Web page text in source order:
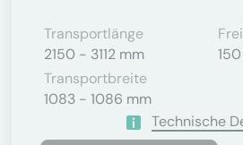
Transportlänge
2150 - 3112 mm
Transportbreite
1083 - 1086 mm
Technische